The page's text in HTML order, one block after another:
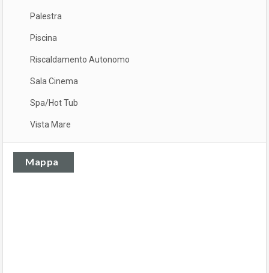
Palestra
Piscina
Riscaldamento Autonomo
Sala Cinema
Spa/Hot Tub
Vista Mare
Mappa